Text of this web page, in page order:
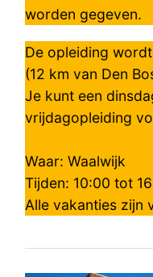
worden gegeven.
De opleiding
(12 km van Den
Je kunt een
vrijdagopleiding
Waar: Waalwijk
Tijden: 10:00 tot
Alle vakanties zijn